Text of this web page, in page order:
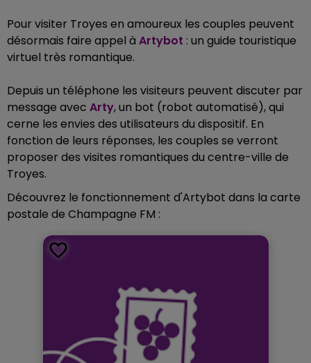
Pour visiter Troyes en amoureux les couples peuvent
désormais faire appel à Artybot : un guide touristique
virtuel très romantique.
Depuis un téléphone les visiteurs peuvent discuter par
message avec Arty, un bot (robot automatisé), qui
cerne les envies des utilisateurs du dispositif. En
fonction de leurs réponses, les couples se verront
proposer des visites romantiques du centre-ville de
Troyes.
Découvrez le fonctionnement d'Artybot dans la carte
postale de Champagne FM :